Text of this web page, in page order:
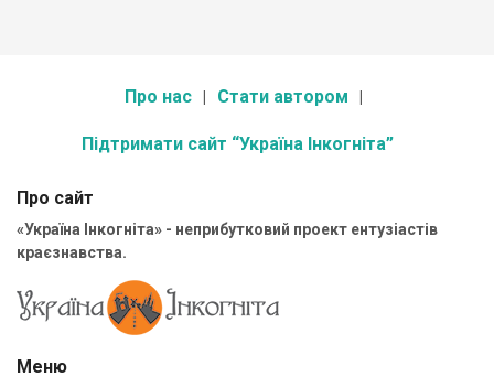
Про нас Стати автором
Підтримати сайт “Україна Інкогніта”
Про сайт
«Україна Інкогніта» - неприбутковий проект ентузіастів
краєзнавства.
Меню